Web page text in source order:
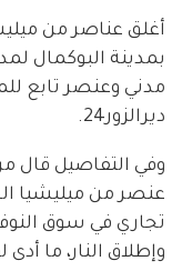
أغلق عناصر من
بمدينة البوكمال
مدني وعنصر تابع
ديرالزور24.
وفي التفاصيل قال
عنصر من ميليشيا
تجاري في سوق
وإطلاق النار، ما